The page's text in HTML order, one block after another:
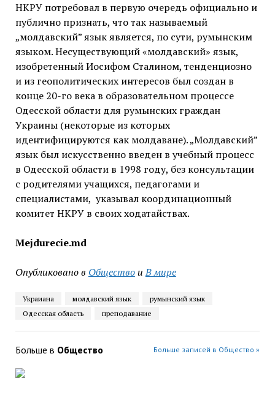
НКРУ потребовал в первую очередь официально и
публично признать, что так называемый
„молдавский” язык является, по сути, румынским
языком. Несуществующий «молдавский» язык,
изобретенный Иосифом Сталином, тенденциозно
и из геополитических интересов был создан в
конце 20-го века в образовательном процессе
Одесской области для румынских граждан
Украины (некоторые из которых
идентифицируются как молдаване). „Молдавский”
язык был искусственно введен в учебный процесс
в Одесской области в 1998 году, без консультации
с родителями учащихся, педагогами и
специалистами, указывал координационный
комитет НКРУ в своих ходатайствах.
Mejdurecie.md
Опубликовано в ОбществоиВ мире
Украиана молдавский язык
румынский язык
Одесская область
преподавание
Больше в Общество Больше записей в Общество »